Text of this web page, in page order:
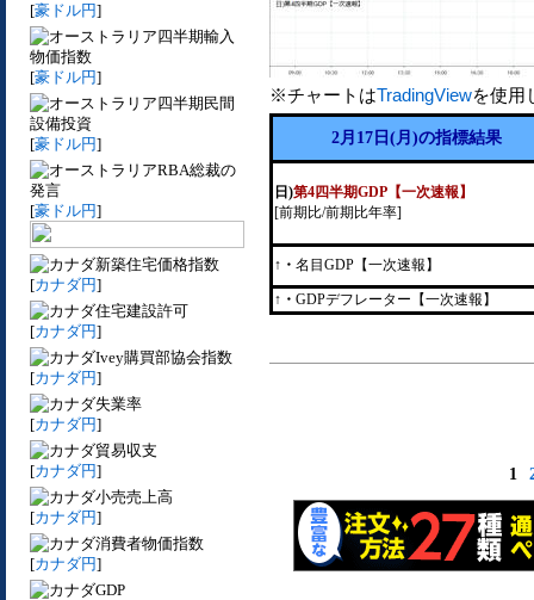
[豪ドル円]
四半期輸入
物価指数
[豪ドル円]
四半期民間
設備投資
[豪ドル円]
RBA総裁の
発言
[豪ドル円]
新築住宅価格指数
[カナダ円]
住宅建設許可
[カナダ円]
Ivey購買部協会指数
[カナダ円]
失業率
[カナダ円]
貿易収支
[カナダ円]
小売売上高
[カナダ円]
消費者物価指数
[カナダ円]
GDP
※チャートはTradingViewを使用
2月17日(月)の指標結果
日)第4四半期GDP【一次速報】
[前期比/前期比年率]
↑・ 名目GDP【一次速報】
↑・ GDPデフレーター【一次速報】
1